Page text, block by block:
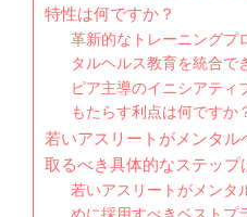
特性は何ですか？
革新的なトレーニングプ
タルヘルス教育を統合で
ピア主導のイニシアティ
もたらす利点は何ですか
若いアスリートがメンタ
取るべき具体的なステップ
若いアスリートがメンタ